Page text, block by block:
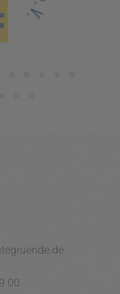
00